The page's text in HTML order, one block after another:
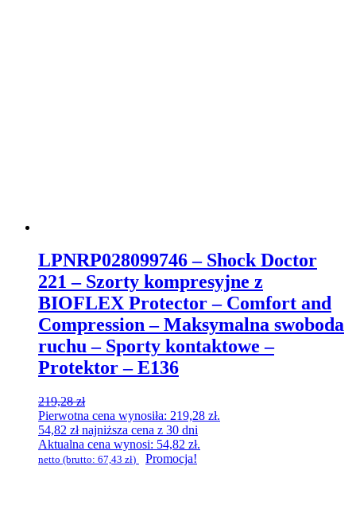
LPNRP028099746 – Shock Doctor
221 – Szorty kompresyjne z
BIOFLEX Protector – Comfort and
Compression – Maksymalna swoboda
ruchu – Sporty kontaktowe –
Protektor – E136
219,28zł
Pierwotna cena wynosiła: 219,28 zł.
54,82 złnajniższa cena z 30 dni
Aktualna cena wynosi: 54,82 zł.
netto (brutto: 67,43 zł) Promocja!